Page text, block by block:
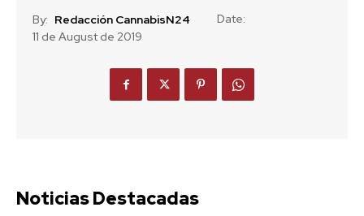
By: Redacción CannabisN24
Date:
11 de August de 2019
Noticias Destacadas